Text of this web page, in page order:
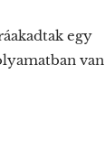
egy
van